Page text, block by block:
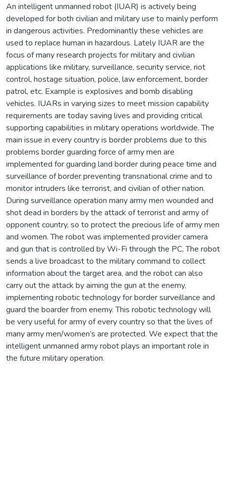
An intelligent unmanned robot (IUAR) is actively being
developed for both civilian and military use to mainly perform
in dangerous activities. Predominantly these vehicles are
used to replace human in hazardous. Lately IUAR are the
focus of many research projects for military and civilian
applications like military, surveillance, security service, riot
control, hostage situation, police, law enforcement, border
patrol, etc. Example is explosives and bomb disabling
vehicles. IUARs in varying sizes to meet mission capability
requirements are today saving lives and providing critical
supporting capabilities in military operations worldwide. The
main issue in every country is border problems due to this
problems border guarding force of army men are
implemented for guarding land border during peace time and
surveillance of border preventing transnational crime and to
monitor intruders like terrorist, and civilian of other nation.
During surveillance operation many army men wounded and
shot dead in borders by the attack of terrorist and army of
opponent country, so to protect the precious life of army men
and women. The robot was implemented provider camera
and gun that is controlled by Wi-Fi through the PC, The robot
sends a live broadcast to the military command to collect
information about the target area, and the robot can also
carry out the attack by aiming the gun at the enemy,
implementing robotic technology for border surveillance and
guard the boarder from enemy. This robotic technology will
be very useful for army of every country so that the lives of
many army men/women’s are protected. We expect that the
intelligent unmanned army robot plays an important role in
the future military operation.